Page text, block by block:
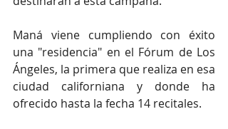
Maná viene cumpliendo con éxito
una "residencia" en el Fórum de Los
Ángeles, la primera que realiza en esa
ciudad californiana y donde ha
ofrecido hasta la fecha 14 recitales.